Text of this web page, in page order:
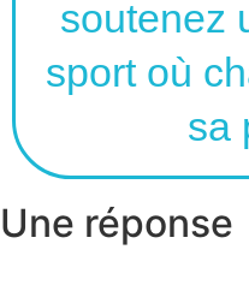
soutenez
sport où
sa
Une réponse